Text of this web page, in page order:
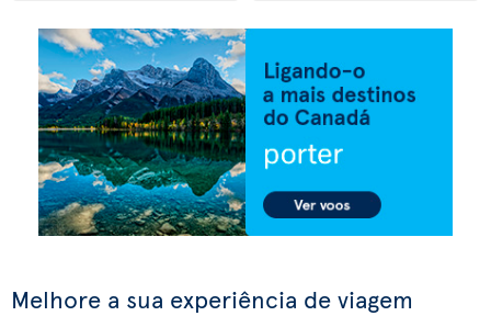
Melhore a sua experiência de viagem